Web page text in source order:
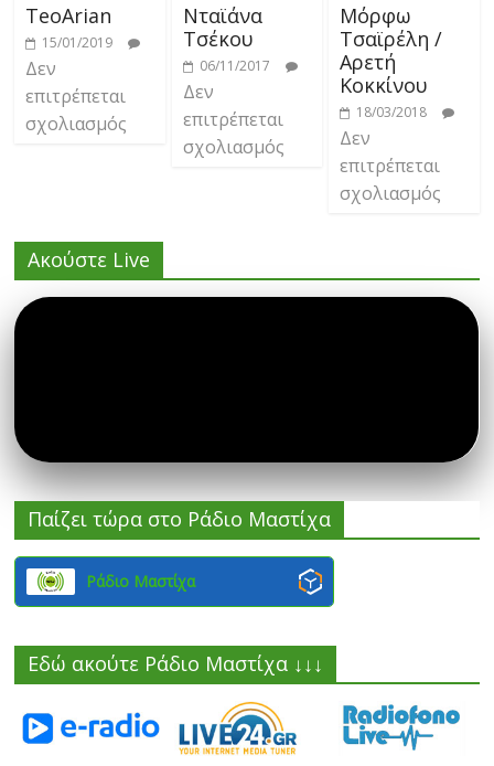
TeoArian
15/01/2019
Δεν
επιτρέπεται
σχολιασμός
Νταϊάνα
Τσέκου
06/11/2017
Δεν
επιτρέπεται
σχολιασμός
Μόρφω
Τσαϊρέλη /
Αρετή
Κοκκίνου
18/03/2018
Δεν
επιτρέπεται
σχολιασμός
Ακούστε Live
Παίζει τώρα στο Ράδιο Μαστίχα
Ράδιο Μαστίχα
Εδώ ακούτε Ράδιο Μαστίχα ↓↓↓